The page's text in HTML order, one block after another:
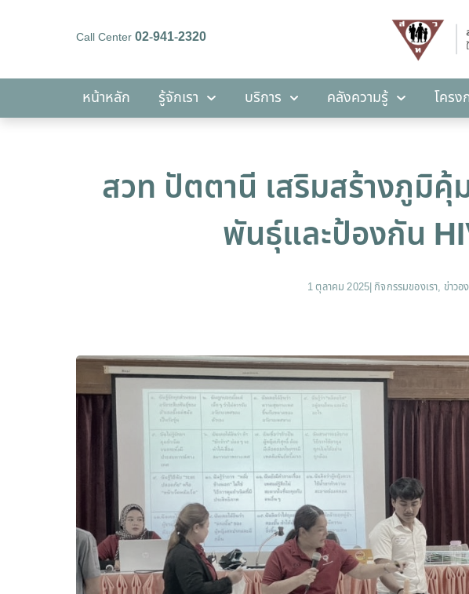
Call Center02-941-2320
หน้าหลัก รู้จักเรา บริการ คลังความรู้ โครง
คลังความรู้
สวท ปัตตานี เสริมสร้างภูมิ
พันธุ์และป้องกัน
1 ตุลาคม 2025| กิจกรรมของเรา, ข่าวอ